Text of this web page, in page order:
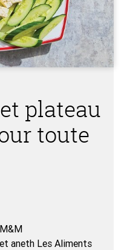
plateau
toute
aneth Les Aliments